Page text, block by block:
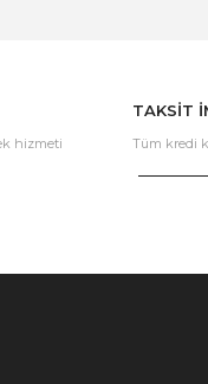
hizmeti
TAKSİT
Tüm kredi